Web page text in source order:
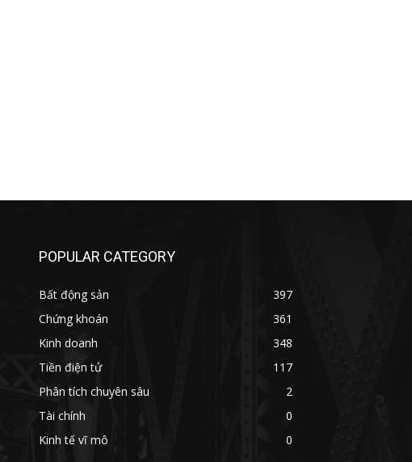
POPULAR CATEGORY
Bất động sản
397
Chứng khoán
361
Kinh doanh
348
Tiền điện tử
117
Phân tích chuyên sâu
2
Tài chính
0
Kinh tế vĩ mô
0